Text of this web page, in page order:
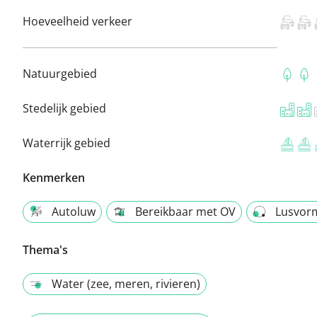
Hoeveelheid verkeer
Natuurgebied
Stedelijk gebied
Waterrijk gebied
Kenmerken
Autoluw Bereikbaar met OV
Thema's
Water (zee, meren, rivieren)